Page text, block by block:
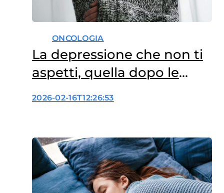
ONCOLOGIA
La depressione che non ti
aspetti, quella dopo le
cure
2026-02-16T12:26:53